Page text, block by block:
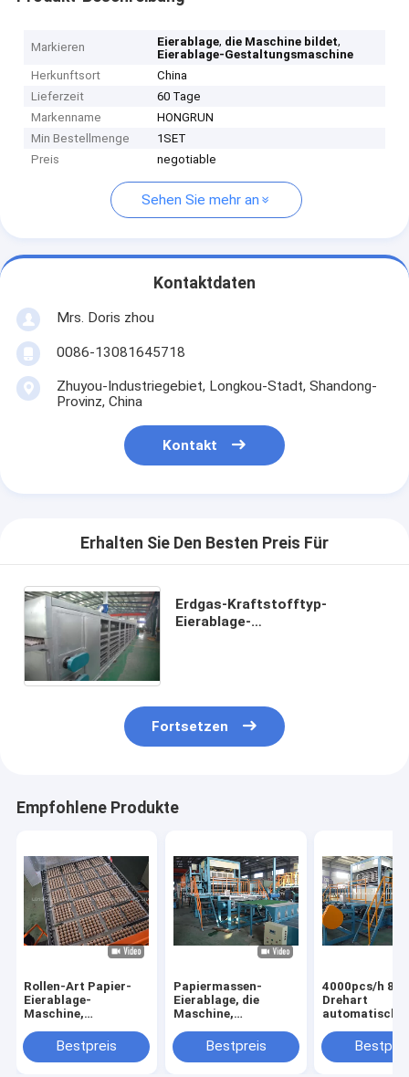
Markieren Eierablage, die Maschine bildet,
Eierablage-Gestaltungsmaschine
Herkunftsort
China
Lieferzeit
60 Tage
Markenname
HONGRUN
Min Bestellmenge
1SET
Preis
negotiable
Sehen Sie mehr an
Kontaktdaten
Mrs. Doris zhou
0086-13081645718
Zhuyou-Industriegebiet, Longkou-Stadt, Shandong-
Provinz, China
Kontakt
Erhalten Sie Den Besten Preis Für
Erdgas-Kraftstofftyp-
Eierablage-
Fortsetzen
Empfohlene Produkte
Rollen-Art Papier-
Eierablage-
Maschine,
Fertigungsstraße
der hohen Qualität
Bestpreis
Papiermassen-
Eierablage, die
Maschine,
Maschine herstellt,
Ei-Kasten
Bestpreis
4000pcs/h 8
Drehart
automatische
mit der
Linie von 6